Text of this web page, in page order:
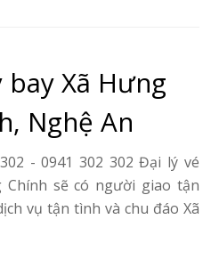
Xã Hưng
Nghệ An
- 0941 302 302 Đại lý vé
Chính sẽ có người giao tận
vụ tận tình và chu đáo Xã